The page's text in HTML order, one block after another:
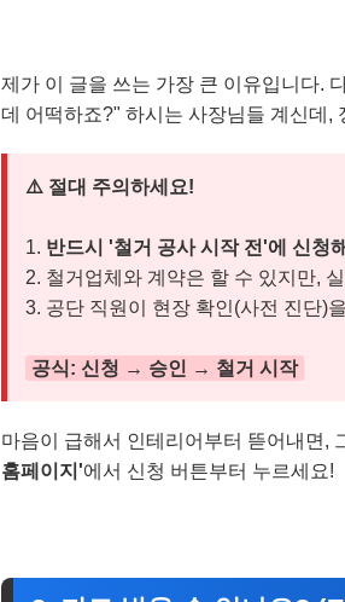
제가 이 글을 쓰는 가장 큰 이유입니다.
데 어떡하죠?" 하시는 사장님들 계신데,
⚠️ 절대 주의하세요!
1. 반드시 '철거 공사 시작 전'에 신청
2. 철거업체와 계약은 할 수 있지만,
3. 공단 직원이 현장 확인(사전 진단)
공식: 신청 → 승인 → 철거 시작
마음이 급해서 인테리어부터 뜯어내면,
홈페이지'에서 신청 버튼부터 누르세요!